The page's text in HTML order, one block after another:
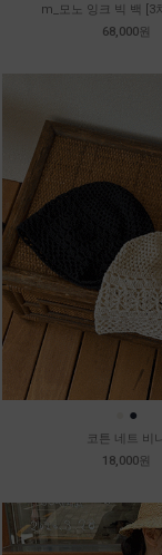
m_모노 잉크 빅 백 [3
68,000원
●
코튼 네트 비니
18,000원